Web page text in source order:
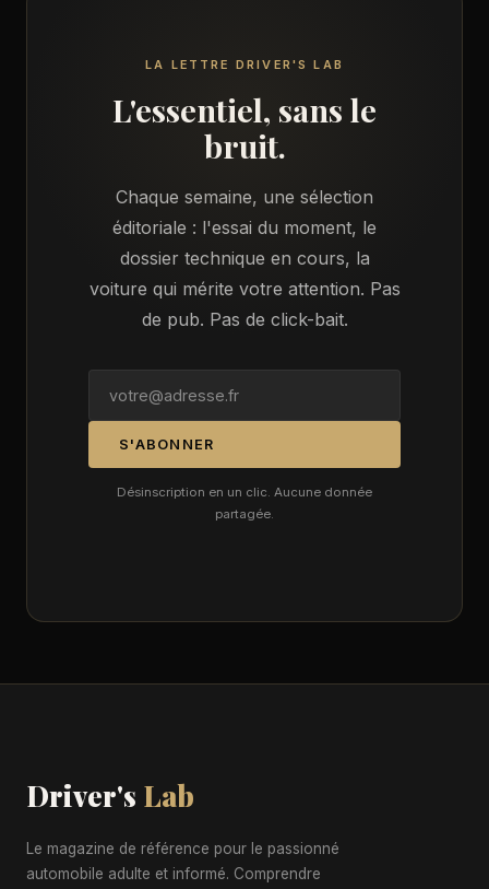
LA LETTRE DRIVER'S LAB
L'essentiel, sans le
bruit.
Chaque semaine, une sélection
éditoriale : l'essai du moment, le
dossier technique en cours, la
voiture qui mérite votre attention. Pas
de pub. Pas de click-bait.
S'ABONNER
Désinscription en un clic. Aucune donnée
partagée.
Driver's Lab
Le magazine de référence pour le passionné
automobile adulte et informé. Comprendre